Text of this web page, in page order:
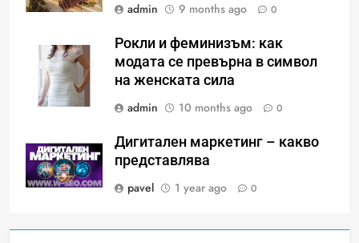
Идеи за съвременен дизайн
на баня
ИСТОРИЯ
admin
9 months ago 0
Рокли и феминизъм: как
модата се превърна в символ
на женската сила
admin
10 months ago 0
Дигитален маркетинг – какво
представлява
pavel
1 year ago 0